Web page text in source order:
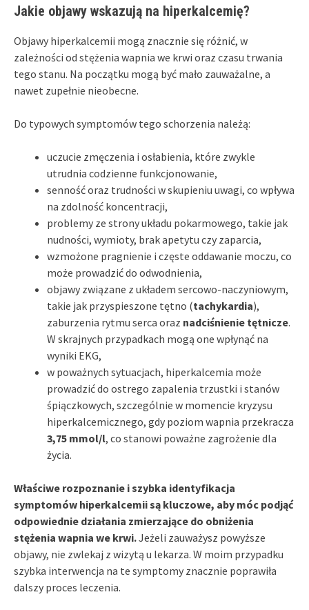
Jakie objawy wskazują na hiperkalcemię?
Objawy hiperkalcemii mogą znacznie się różnić, w
zależności od stężenia wapnia we krwi oraz czasu trwania
tego stanu. Na początku mogą być mało zauważalne, a
nawet zupełnie nieobecne.
Do typowych symptomów tego schorzenia należą:
uczucie zmęczenia i osłabienia, które zwykle
utrudnia codzienne funkcjonowanie,
senność oraz trudności w skupieniu uwagi, co wpływa
na zdolność koncentracji,
problemy ze strony układu pokarmowego, takie jak
nudności, wymioty, brak apetytu czy zaparcia,
wzmożone pragnienie i częste oddawanie moczu, co
może prowadzić do odwodnienia,
objawy związane z układem sercowo-naczyniowym,
takie jak przyspieszone tętno (tachykardia),
zaburzenia rytmu serca oraz nadciśnienie tętnicze.
W skrajnych przypadkach mogą one wpłynąć na
wyniki EKG,
w poważnych sytuacjach, hiperkalcemia może
prowadzić do ostrego zapalenia trzustki i stanów
śpiączkowych, szczególnie w momencie kryzysu
hiperkalcemicznego, gdy poziom wapnia przekracza
3,75 mmol/l, co stanowi poważne zagrożenie dla
życia.
Właściwe rozpoznanie i szybka identyfikacja
symptomów hiperkalcemii są kluczowe, aby móc podjąć
odpowiednie działania zmierzające do obniżenia
stężenia wapnia we krwi.Jeżeli zauważysz powyższe
objawy, nie zwlekaj z wizytą u lekarza. W moim przypadku
szybka interwencja na te symptomy znacznie poprawiła
dalszy proces leczenia.